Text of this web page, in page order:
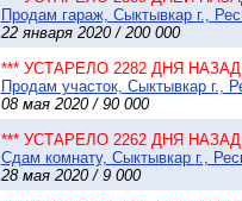
Продам гараж, Сыктывкар г.,
22 января 2020 / 200 000
*** УСТАРЕЛО 2282 ДНЯ НАЗАД
Продам участок, Сыктывкар г.,
08 мая 2020 / 90 000
*** УСТАРЕЛО 2262 ДНЯ НАЗАД
Сдам комнату, Сыктывкар г.,
28 мая 2020 / 9 000